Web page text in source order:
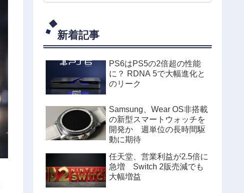
新着記事
PS6はPS5の2倍超の性能
に？ RDNA 5で大幅進化と
のリーク
Samsung、Wear OS非搭載
の新型スマートウォッチを
開発か 週単位の長時間駆
動に期待
任天堂、営業利益が2.5倍に
急増 Switch 2販売減でも
大幅増益